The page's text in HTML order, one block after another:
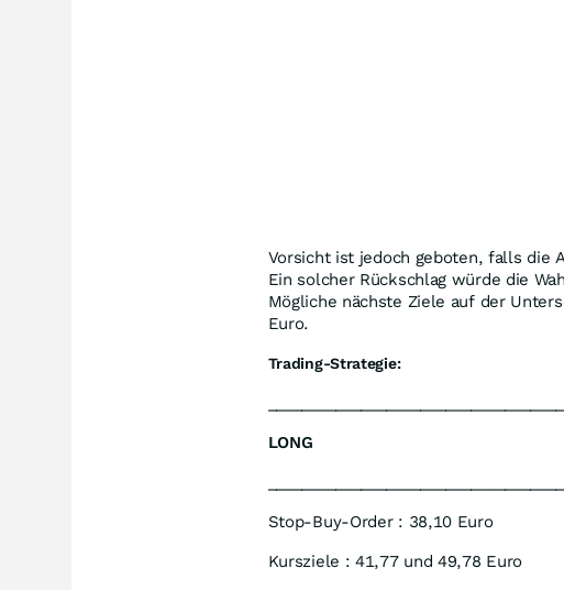
Vorsicht ist jedoch geboten, falls die
Ein solcher Rückschlag würde die
Mögliche nächste Ziele auf der
Euro.
Trading-Strategie:
LONG
Stop-Buy-Order : 38,10 Euro
Kursziele : 41,77 und 49,78 Euro